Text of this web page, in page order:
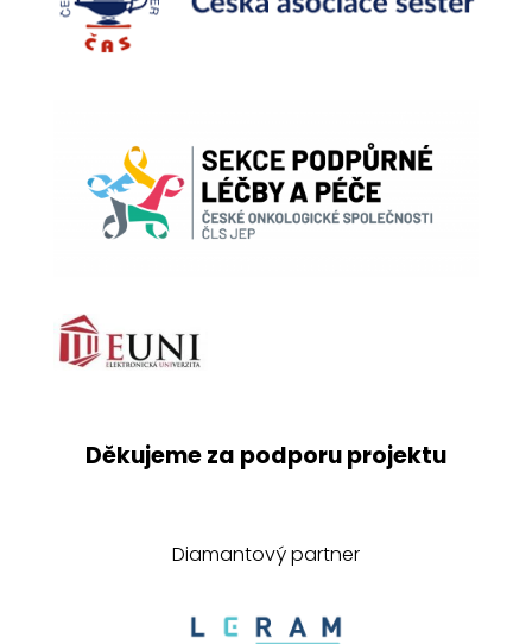
Děkujeme za podporu projektu
Diamantový partner